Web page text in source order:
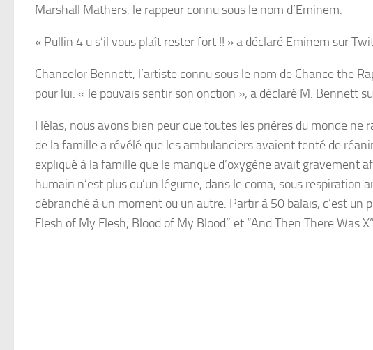
Marshall Mathers, le rappeur connu sous le nom d’Eminem.
« Pullin 4 u s’il vous plaît rester fort !! » a déclaré Eminem sur
Chancelor Bennett, l’artiste connu sous le nom de Chance the
pour lui. « Je pouvais sentir son onction », a déclaré M. Bennett
Hélas, nous avons bien peur que toutes les prières du monde
de la famille a révélé que les ambulanciers avaient tenté de
expliqué à la famille que le manque d’oxygène avait gravement
humain n’est plus qu’un légume, dans le coma, sous
débranché à un moment ou un autre. Partir à 50 balais, c’est un
Flesh of My Flesh, Blood of My Blood” et “And Then There Was